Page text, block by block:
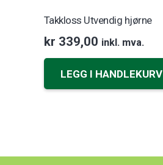
Takkloss Utvendig hjørne
kr 339,00 inkl. mva.
LEGG I HANDLEKURV